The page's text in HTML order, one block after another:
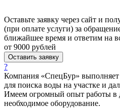
Оставьте заявку через сайт и
(при оплате услуги) за
ближайшее время и ответим на
от 9000 рублей
Оставить заявку
?
Компания «СпецБур» выполняет
для поиска воды на участке и
Имеем огромный опыт работы в
необходимое оборудование.